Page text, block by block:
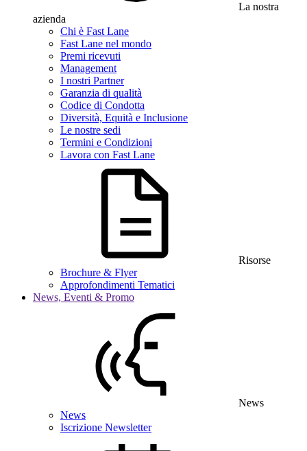
La nostra
azienda
Chi è Fast Lane
Fast Lane nel mondo
Premi ricevuti
Management
I nostri Partner
Garanzia di qualità
Codice di Condotta
Diversità, Equità e Inclusione
Le nostre sedi
Termini e Condizioni
Lavora con Fast Lane
Risorse
Brochure & Flyer
Approfondimenti Tematici
News, Eventi & Promo
News
News
Iscrizione Newsletter